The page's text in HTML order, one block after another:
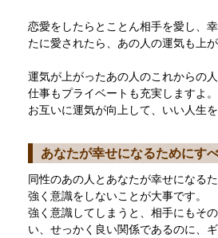
恋愛をしたらとことん相手を愛し、
たに愛されたら、あの人の運気も上が
運気が上がったあの人のこれからの
仕事もプライベートも充実しますよ。
お互いに運気が向上して、いい人生
あなたが幸せになるためにす
同性のあの人とあなたが幸せになる
強く意識をしないことが大事です。
強く意識してしまうと、相手にもそ
い、せっかく良い関係であるのに、